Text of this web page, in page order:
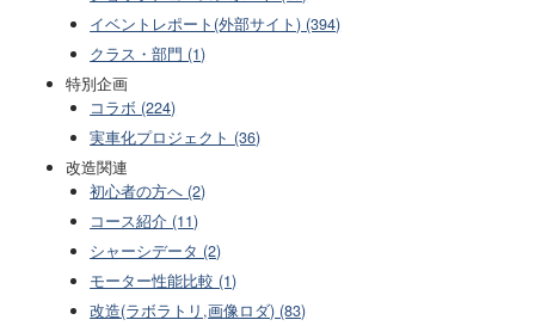
イベントレポート(外部サイト) (394)
クラス・部門 (1)
特別企画
コラボ (224)
実車化プロジェクト (36)
改造関連
初心者の方へ (2)
コース紹介 (11)
シャーシデータ (2)
モーター性能比較 (1)
改造(ラボラトリ,画像ロダ) (83)